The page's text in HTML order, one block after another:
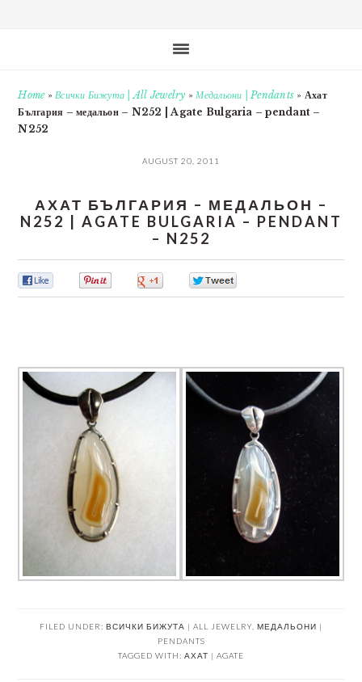
Home»Всички Бижута | All Jewelry »Медальони | Pendants » Ахат
България – медальон – N252 | Agate Bulgaria – pendant –
N252
AUGUST 20, 2011
АХАТ БЪЛГАРИЯ – МЕДАЛЬОН –
N252 | AGATE BULGARIA – PENDANT
– N252
FILED UNDER: ВСИЧКИ БИЖУТА | ALL JEWELRY МЕДАЛЬОНИ |
PENDANTS
TAGGED WITH: АХАТ | AGATE